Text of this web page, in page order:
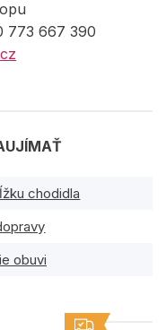
773 667 390
chodidla
obuvi